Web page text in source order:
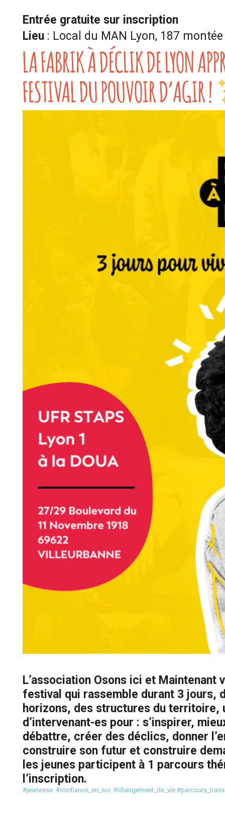
Entrée gratuite sur inscription
Lieu : Local du MAN Lyon, 187
LA FABRIK À DÉCLIK DE LYON
FESTIVAL DU POUVOIR D’AGIR !
L’association Osons ici et Maintenant
festival qui rassemble durant 3 jours,
horizons, des structures du territoire,
d’intervenant-es pour : s’inspirer,
débattre, créer des déclics, donner
construire son futur et construire
les jeunes participent à 1 parcours
l’inscription.
#jeunesse #confiance_en_soi #changement_de_vie